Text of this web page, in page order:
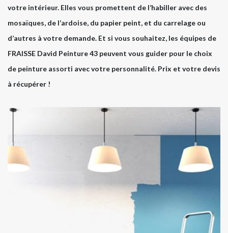
votre intérieur. Elles vous promettent de l’habiller avec des
mosaïques, de l’ardoise, du papier peint, et du carrelage ou
d’autres à votre demande. Et si vous souhaitez, les équipes de
FRAISSE David Peinture 43 peuvent vous guider pour le choix
de peinture assorti avec votre personnalité. Prix et votre devis
à récupérer !